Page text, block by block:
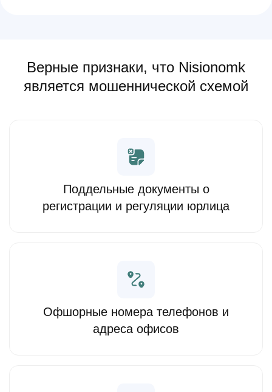
Верные признаки, что Nisionomk
является мошеннической схемой
Поддельные документы о
регистрации и регуляции юрлица
Офшорные номера телефонов и
адреса офисов